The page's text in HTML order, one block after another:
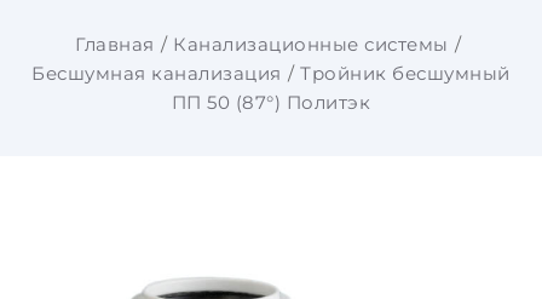
Главная
Канализационные системы
Бесшумная канализация
Тройник бесшумный
ПП 50 (87°) Политэк